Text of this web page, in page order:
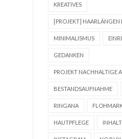
KREATIVES
[PROJEKT] HAARLÄNGEN
MINIMALISMUS
GEDANKEN
PROJEKT NACHHALTIGE
BESTANDSAUFNAHME
RINGANA
HAUTPFLEGE